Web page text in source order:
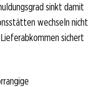
sinkt damit
wechseln nicht
sichert